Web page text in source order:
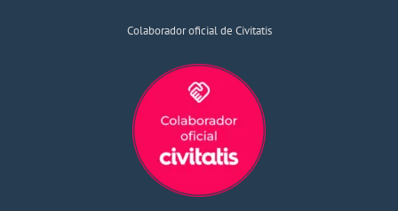
Colaborador oficial de Civitatis